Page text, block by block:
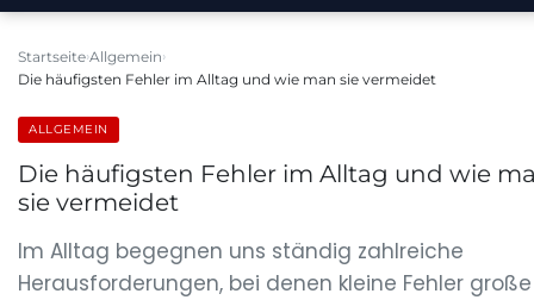
Startseite Allgemein
Die häufigsten Fehler im Alltag und wie man sie vermeidet
ALLGEMEIN
Die häufigsten Fehler im Alltag und wie
sie vermeidet
Im Alltag begegnen uns ständig zahlreiche
Herausforderungen, bei denen kleine Fehler große